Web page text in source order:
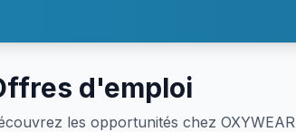
d'emploi
les opportunités chez OXYWEAR